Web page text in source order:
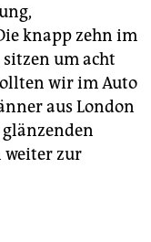
knapp zehn im
um acht
wir im Auto
aus London
weiter zur